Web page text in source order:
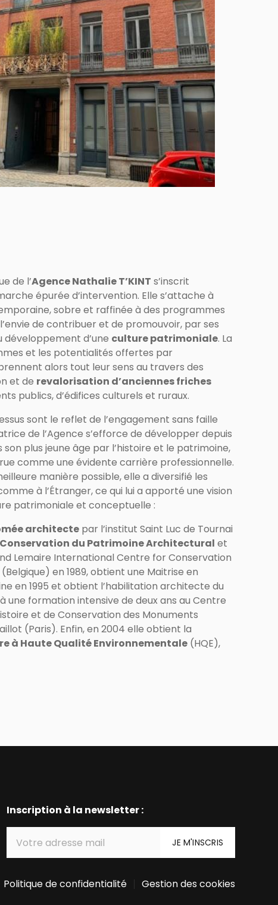
de l’Agence Nathalie T’KINT s’inscrit
épurée d’intervention. Elle s’attache à
sobre et raffinée à des programmes
de contribuer et de promouvoir, par ses
développement d’une culture patrimoniale. La
et les potentialités offertes par
alors tout leur sens au travers des
et de revalorisation d’anciennes friches
publics, d’édifices culturels et ruraux.
sont le reflet de l’engagement sans faille
de l’Agence s’efforce de développer depuis
son plus jeune âge par l’histoire et le patrimoine,
comme une évidente carrière professionnelle.
manière possible, elle a diversifié les
à l’Étranger, ce qui lui a apporté une vision
patrimoniale et conceptuelle :
architecte par l’institut Saint Luc de Tournai
Conservation du Patrimoine Architectural et
Lemaire International Centre for Conservation
(Belgique) en 1989, obtient une Maitrise en
en 1995 et obtient l’habilitation architecte du
une formation intensive de deux ans au Centre
et de Conservation des Monuments
(Paris). Enfin, en 2004 elle obtient la
à Haute Qualité Environnementale (HQE),
Inscription à la newsletter :
Politique de confidentialité Gestion des cookies